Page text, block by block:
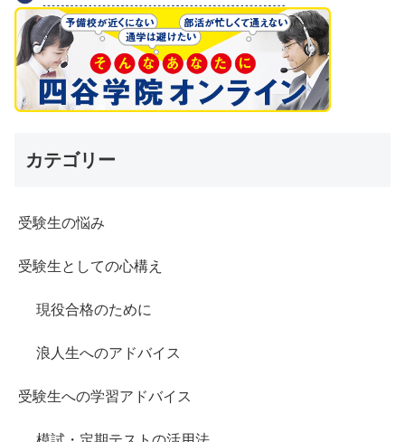
カテゴリー
受験生の悩み
受験生としての心構え
現役合格のために
浪人生へのアドバイス
受験生への学習アドバイス